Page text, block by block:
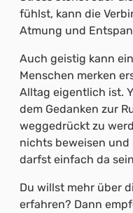
fühlst, kann die
Atmung und
Auch geistig kann
Menschen merken
Alltag eigentlich ist.
dem Gedanken zur
weggedrückt zu
nichts beweisen
darfst einfach da
Du willst mehr über
erfahren? Dann